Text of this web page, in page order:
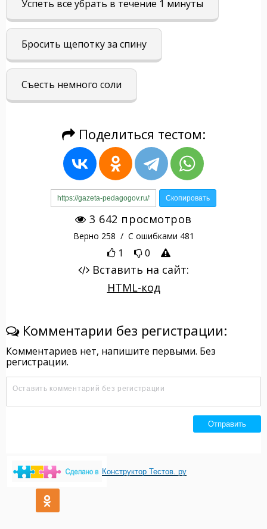
Конструктор Тестов. ру